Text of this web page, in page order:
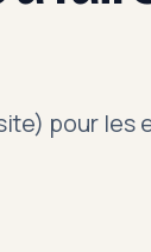
pour les